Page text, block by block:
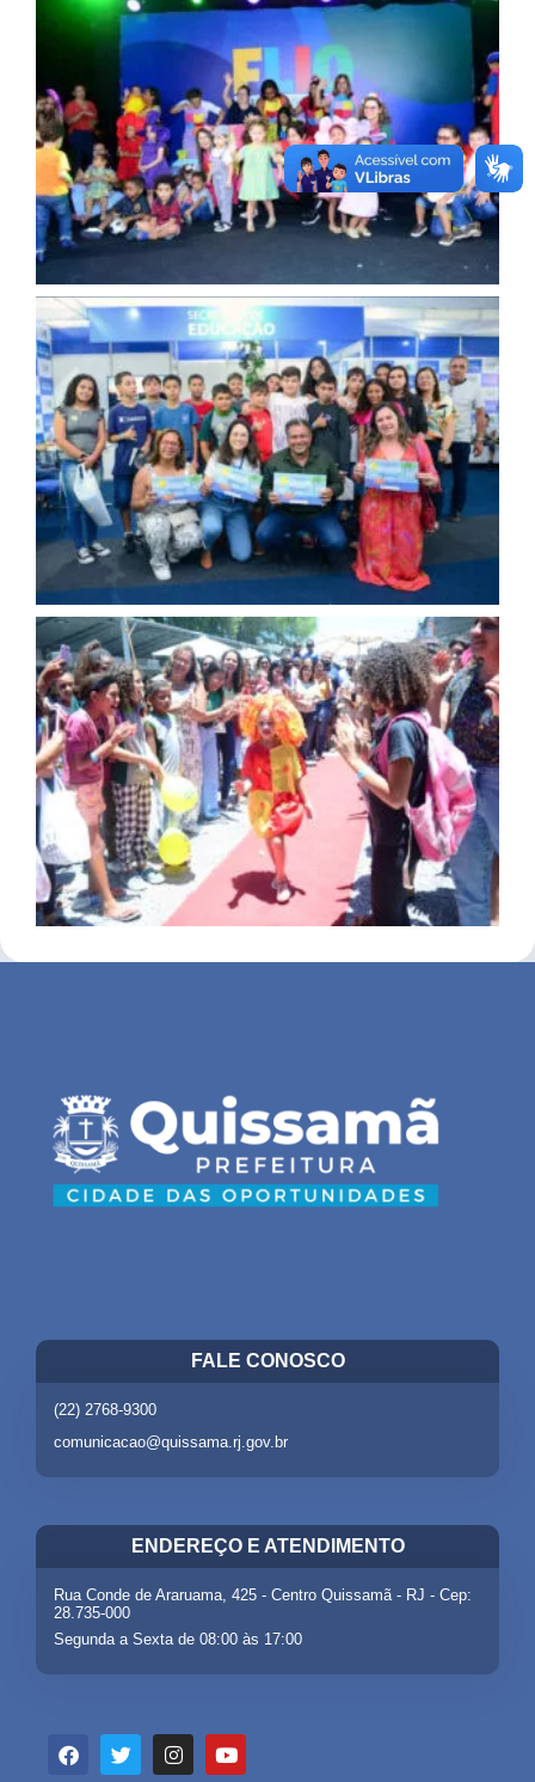
FALE CONOSCO
(22) 2768-9300
comunicacao@quissama.rj.gov.br
ENDEREÇO E ATENDIMENTO
Rua Conde de Araruama, 425 - Centro Quissamã - RJ - Cep:
28.735-000
Segunda a Sexta de 08:00 às 17:00